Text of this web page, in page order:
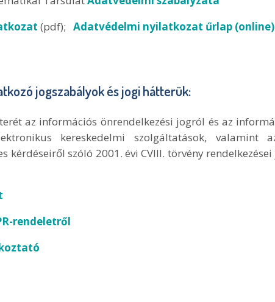
(pdf); Adatvédelmi nyilatkozat űrlap (online)
jogszabályok és jogi hátterük:
az információs önrendelkezési jogról és az
kereskedelmi szolgáltatások, valamint
kérdéseiről szóló 2001. évi CVIII. törvény
rendeletről